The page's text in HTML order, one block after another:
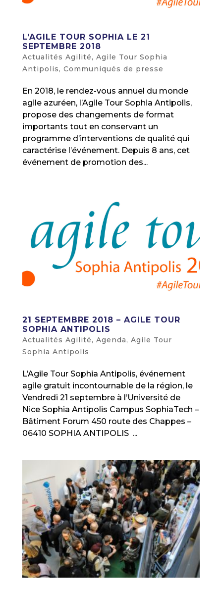
L’AGILE TOUR SOPHIA LE 21
SEPTEMBRE 2018
Actualités Agilité, Agile Tour Sophia
Antipolis, Communiqués de presse
En 2018, le rendez-vous annuel du monde
agile azuréen, l’Agile Tour Sophia Antipolis,
propose des changements de format
importants tout en conservant un
programme d’interventions de qualité qui
caractérise l’événement. Depuis 8 ans, cet
événement de promotion des...
21 SEPTEMBRE 2018 – AGILE TOUR
SOPHIA ANTIPOLIS
Actualités Agilité, Agenda, Agile Tour
Sophia Antipolis
L’Agile Tour Sophia Antipolis, événement
agile gratuit incontournable de la région, le
Vendredi 21 septembre à l’Université de
Nice Sophia Antipolis Campus SophiaTech –
Bâtiment Forum 450 route des Chappes –
06410 SOPHIA ANTIPOLIS ...